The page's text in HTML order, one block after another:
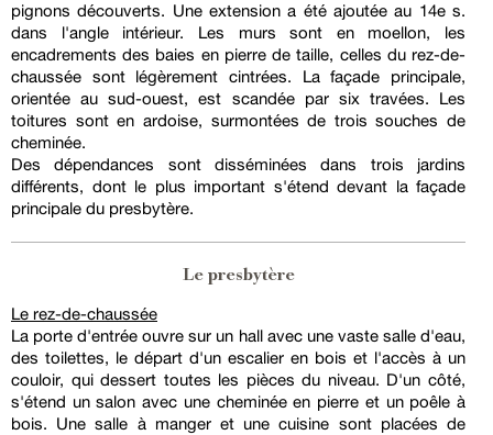
pignons découverts. Une extension a été ajoutée au 14e s.
dans l'angle intérieur. Les murs sont en moellon, les
encadrements des baies en pierre de taille, celles du rez-de-
chaussée sont légèrement cintrées. La façade principale,
orientée au sud-ouest, est scandée par six travées. Les
toitures sont en ardoise, surmontées de trois souches de
cheminée.
Des dépendances sont disséminées dans trois jardins
différents, dont le plus important s'étend devant la façade
principale du presbytère.
Le presbytère
Le rez-de-chaussée
La porte d'entrée ouvre sur un hall avec une vaste salle d'eau,
des toilettes, le départ d'un escalier en bois et l'accès à un
couloir, qui dessert toutes les pièces du niveau. D'un côté,
s'étend un salon avec une cheminée en pierre et un poêle à
bois. Une salle à manger et une cuisine sont placées de